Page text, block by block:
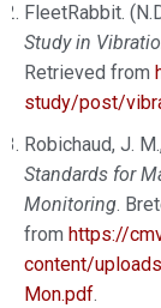
FleetRabbit.
Study in
Retrieved from
study/post/
Robichaud, J.
Standards for
Monitoring.
from https://
content/
Mon.pdf.